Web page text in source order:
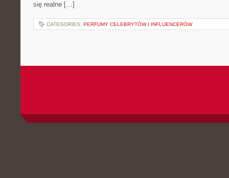
się realne […]
CATEGORIES: PERFUMY CELEBRYTÓW I INFLUENCERÓW